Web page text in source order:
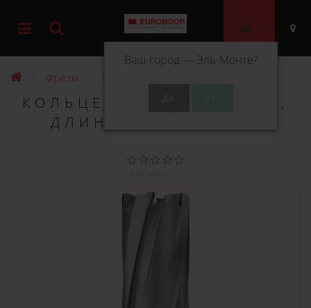
Ваш город — Эль-Монте?
0
Фрезы Фрезы ТСТ 55 мм
КОЛЬЦЕВОЕ СВЕРЛО TCT,
ДЛИНА 55 ММ, Ø 73